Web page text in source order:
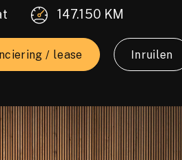
147.150 KM
/ lease Inruilen